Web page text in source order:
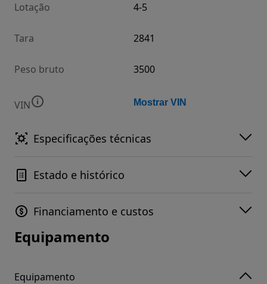
Lotação 4-5
Tara 2841
Peso bruto 3500
VIN Mostrar VIN
Especificações técnicas
Estado e histórico
Financiamento e custos
Equipamento
Equipamento